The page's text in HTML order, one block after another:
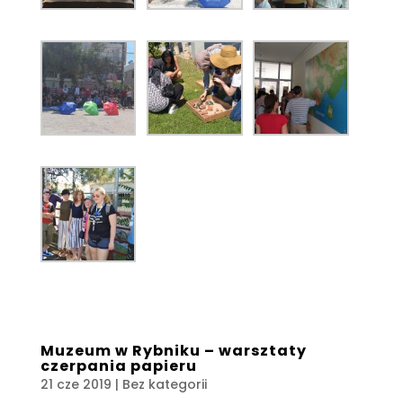
Muzeum w Rybniku – warsztaty
czerpania papieru
21 cze 2019 | Bez kategorii